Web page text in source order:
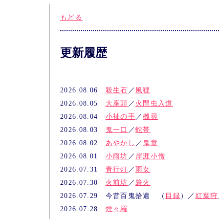
もどる
更新履歴
2026.08.06 殺生石 ／ 風狸
2026.08.05 大座頭 ／ 火間虫入道
2026.08.04 小袖の手 ／機尋
2026.08.03
鬼一口 ／蛇帯
2026.08.02 あやかし ／ 鬼童
2026.08.01 小雨坊 ／ 岸涯小僧
2026.07.31 青行灯 ／ 雨女
2026.07.30 火前坊 ／簔火
2026.07.29 今昔百鬼拾遺 （ 目録 ）／ 紅葉狩
2026.07.28 煙々羅